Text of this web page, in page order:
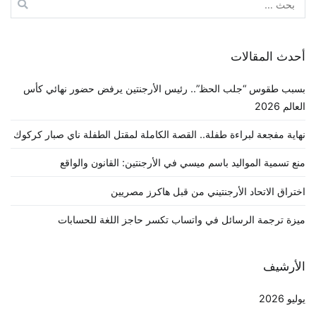
عن:
أحدث المقالات
بسبب طقوس “جلب الحظ”.. رئيس الأرجنتين يرفض حضور نهائي كأس
العالم 2026
نهاية مفجعة لبراءة طفلة.. القصة الكاملة لمقتل الطفلة ناي صبار كركوك
منع تسمية المواليد باسم ميسي في الأرجنتين: القانون والواقع
اختراق الاتحاد الأرجنتيني من قبل هاكرز مصريين
ميزة ترجمة الرسائل في واتساب تكسر حاجز اللغة للحسابات
الأرشيف
يوليو 2026